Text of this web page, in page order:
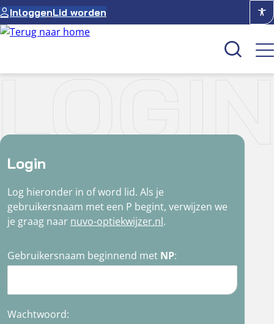
Ga
naar
de
InloggenLid worden
Academie
Oculus
Optiekcentrum
Login
Log hieronder in of word lid. Als je
gebruikersnaam met een P begint, verwijzen we
je graag naar nuvo-optiekwijzer.nl.
Gebruikersnaam beginnend met NP:
Wachtwoord: